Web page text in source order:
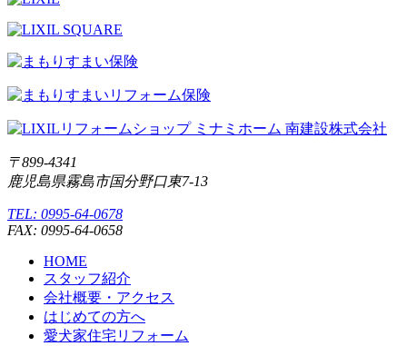
〒899-4341
鹿児島県霧島市国分野口東7-13
TEL: 0995-64-0678
FAX: 0995-64-0658
HOME
スタッフ紹介
会社概要・アクセス
はじめての方へ
愛犬家住宅リフォーム